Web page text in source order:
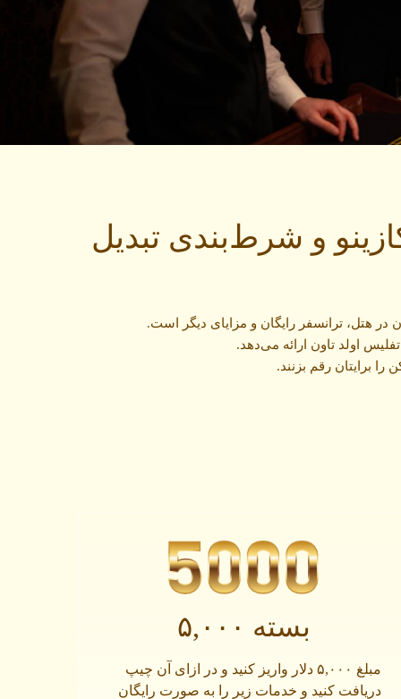
و شرط‌بندی تبدیل
در هتل، ترانسفر رایگان و مزایای دیگر است.
اولد تاون ارائه می‌دهد.
برایتان رقم بزنند.
بسته ۵,۰۰۰
مبلغ ۵,۰۰۰ دلار واریز کنید و در ازای آن چیپ
دریافت کنید و خدمات زیر را به صورت رایگان